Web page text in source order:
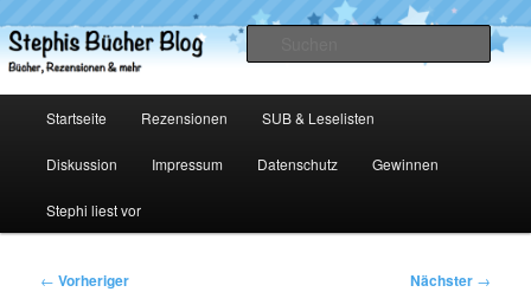
primären
Inhalt
Stephis Bücher Blog
Startseite Rezensionen SUB & Leselisten
Diskussion Impressum Datenschutz Gewinnen
Stephi liest vor
Beitragsnavigation
← Vorheriger Nächster →